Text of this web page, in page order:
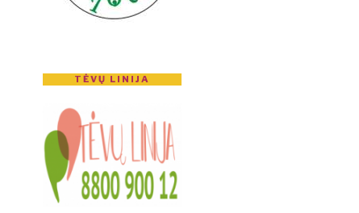
TĖVŲ LINIJA